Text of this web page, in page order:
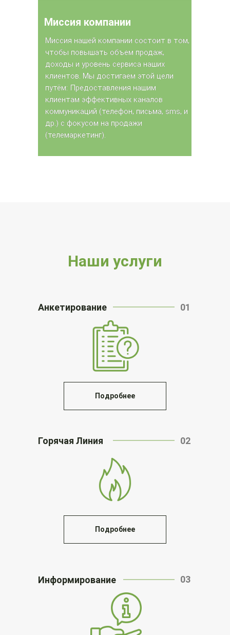
Миссия компании
Миссия нашей компании состоит в том,
чтобы повышать объем продаж,
доходы и уровень сервиса наших
клиентов. Мы достигаем этой цели
путём: Предоставления нашим
клиентам эффективных каналов
коммуникаций (телефон, письма, sms, и
др.) с фокусом на продажи
(телемаркетинг).
Миссия нашей компании состоит в том,
чтобы повышать объем продаж,
доходы и уровень сервиса наших
клиентов. Мы достигаем этой цели
путём: Предоставления нашим
клиентам эффективных каналов
коммуникаций (телефон, письма, sms, и
др.) с фокусом на продажи
(телемаркетинг).
Миссия компании
Наши услуги
Горячая Линия 02
Подробнее
Информирование 03
Подробнее
01
Анкетирование